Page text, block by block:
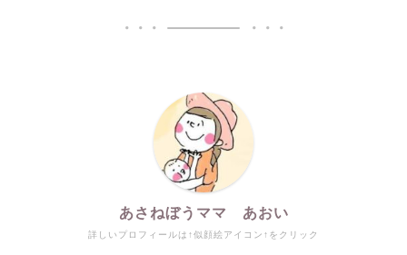
詳しいプロフィールは↑似顔絵アイコン↑をクリック
あさねぼうママ あおい